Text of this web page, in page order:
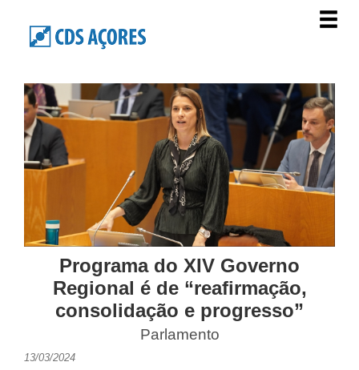
Programa do XIV Governo
Regional é de “reafirmação,
consolidação e progresso”
Parlamento
13/03/2024